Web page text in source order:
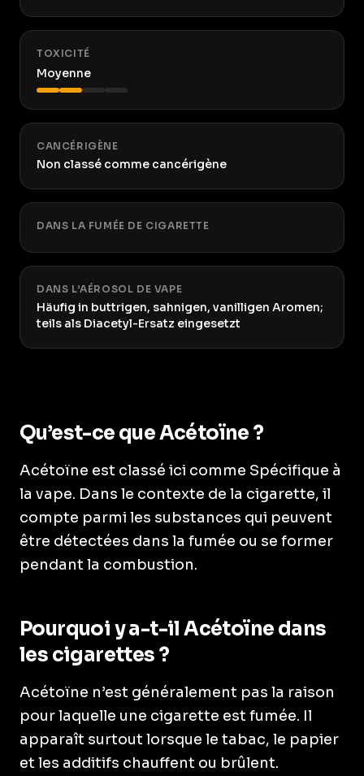
TOXICITÉ
Moyenne
CANCÉRIGÈNE
Non classé comme cancérigène
DANS LA FUMÉE DE CIGARETTE
DANS L’AÉROSOL DE VAPE
Häufig in buttrigen, sahnigen, vanilligen Aromen;
teils als Diacetyl-Ersatz eingesetzt
Qu’est-ce que Acétoïne ?
Acétoïne est classé ici comme Spécifique à
la vape. Dans le contexte de la cigarette, il
compte parmi les substances qui peuvent
être détectées dans la fumée ou se former
pendant la combustion.
Pourquoi y a-t-il Acétoïne dans
les cigarettes ?
Acétoïne n’est généralement pas la raison
pour laquelle une cigarette est fumée. Il
apparaît surtout lorsque le tabac, le papier
et les additifs chauffent ou brûlent.